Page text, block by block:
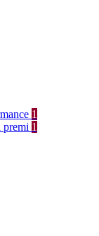
1
premi 1